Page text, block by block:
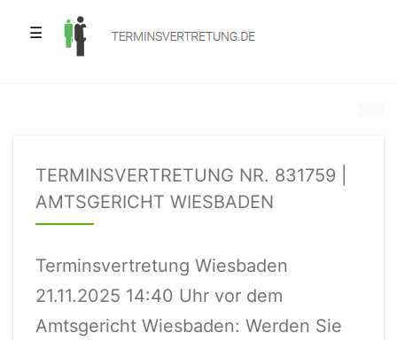
☰
TERMINSVERTRETUNG NR. 831759 |
AMTSGERICHT WIESBADEN
Terminsvertretung Wiesbaden
21.11.2025 14:40 Uhr vor dem
Amtsgericht Wiesbaden: Werden Sie